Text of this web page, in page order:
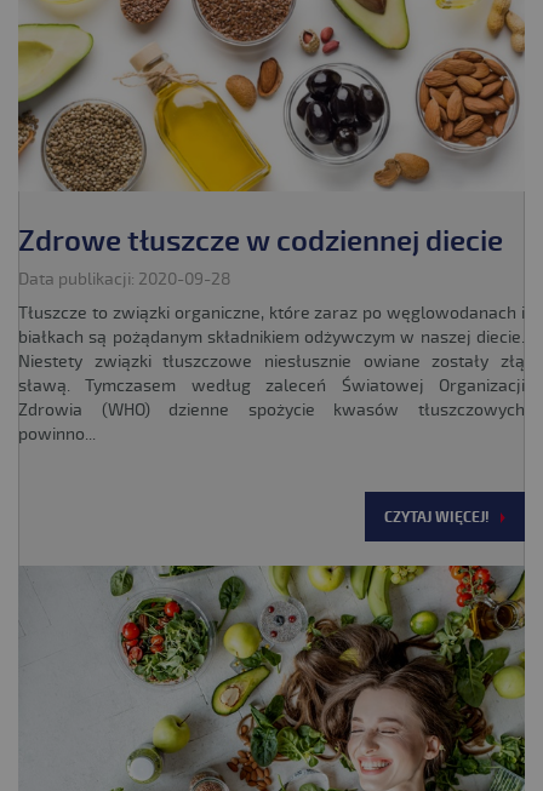
Zdrowe tłuszcze w codziennej diecie
Data publikacji: 2020-09-28
Tłuszcze to związki organiczne, które zaraz po węglowodanach i
białkach są pożądanym składnikiem odżywczym w naszej diecie.
Niestety związki tłuszczowe niesłusznie owiane zostały złą
sławą. Tymczasem według zaleceń Światowej Organizacji
Zdrowia (WHO) dzienne spożycie kwasów tłuszczowych
powinno...
CZYTAJ WIĘCEJ!